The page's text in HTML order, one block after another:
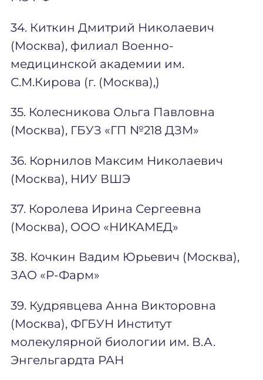
34. Киткин Дмитрий Николаевич
(Москва), филиал Военно-
медицинской академии им.
С.М.Кирова (г. (Москва),)
35. Колесникова Ольга Павловна
(Москва), ГБУЗ «ГП №218 ДЗМ»
36. Корнилов Максим Николаевич
(Москва), НИУ ВШЭ
37. Королева Ирина Сергеевна
(Москва), ООО «НИКАМЕД»
38. Кочкин Вадим Юрьевич (Москва),
ЗАО «Р-Фарм»
39. Кудрявцева Анна Викторовна
(Москва), ФГБУН Институт
молекулярной биологии им. В.А.
Энгельгардта РАН